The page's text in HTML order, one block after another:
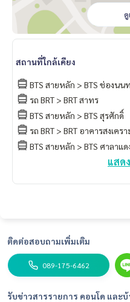
- รถไฟฟ้า BTS ช่องนนทรี แล
- รถไฟฟ้า MRT ลุมพินี
- รถด่วนพิเศษ BRT สาทร
สถานที่สำคัญใกล้เคียง :
- Central Plaza พระราม 3
- โรงเรียนเซนต์โยเซฟ คอนแวนต์
- โรงเรียนกรุงเทพคริสเตียน
- โรงพยาบาล BNH
- โรงพยาบาลเซนต์หลุยส์
สิ่งอำนวยความสะดวกในโครงก
- ห้องจดหมาย
- ลิฟต์โดยสาร
- ที่จอดรถ
- Access Card Control
- กล้องวงจรปิด
ดู
สถานที่ใกล้เคียง
BTS สายหลัก > BTS ช่องนน
รถ BRT > BRT สาทร
BTS สายหลัก > BTS สุรศักดิ์
รถ BRT > BRT อาคารสงเคร
BTS สายหลัก > BTS ศาลาแด
แสด
ติดต่อสอบถามเพิ่มเติม
089-175-6462
รับข่าวสารรายการ คอนโด และบ้